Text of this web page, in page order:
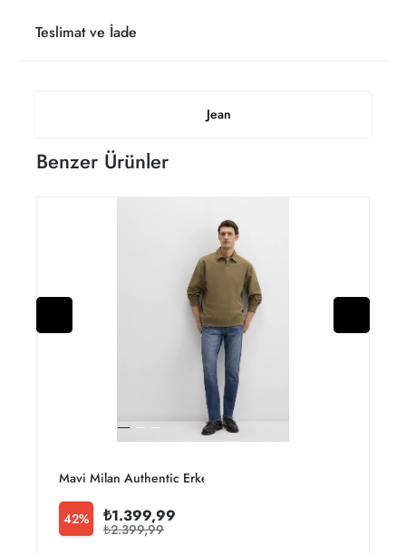
Jean
Teslimat ve İade
Benzer Ürünler
Mavi Milan Authentic Erkek Jean Pantolon M0081090816
42% ₺1.399,99
₺2.399,99